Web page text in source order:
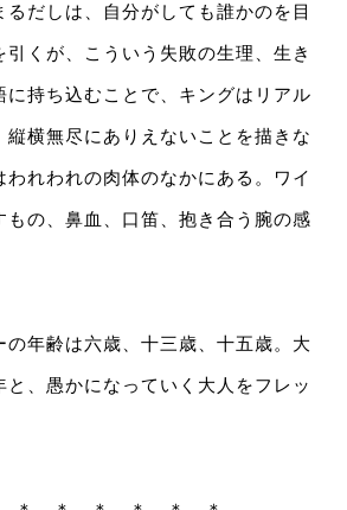
だしは、自分がしても誰かのを目
くが、こういう失敗の生理、生き
に持ち込むことで、キングはリアル
縦横無尽にありえないことを描きな
われわれの肉体のなかにある。ワイ
もの、鼻血、口笛、抱き合う腕の感
の年齢は六歳、十三歳、十五歳。大
と、愚かになっていく大人をフレッ